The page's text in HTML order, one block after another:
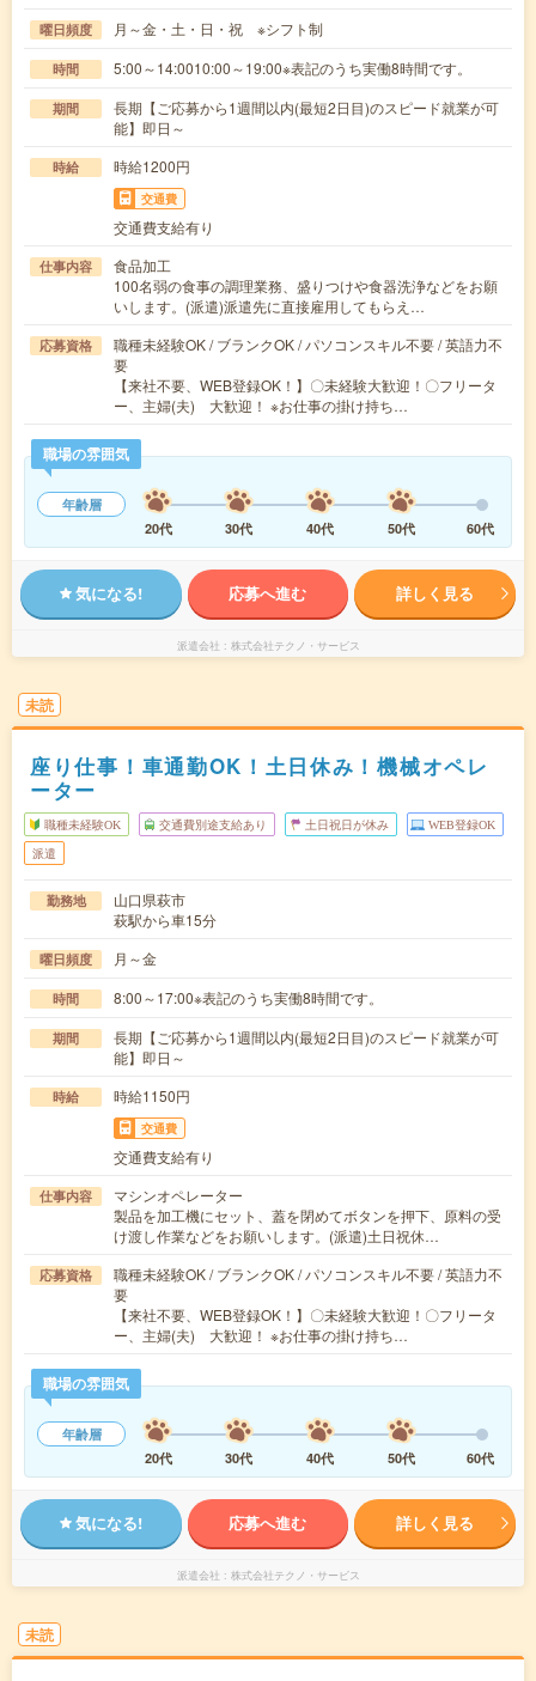
曜日頻度 月～金・土・日・祝 ※シフト制
時間 5:00～14:0010:00～19:00※表記のうち実働8時間です。
期間
長期【ご応募から1週間以内(最短2日目)のスピード就業が可
能】即日～
時給 時給1200円
交通費
交通費支給有り
仕事内容
食品加工
100名弱の食事の調理業務、盛りつけや食器洗浄などをお願
いします。(派遣)派遣先に直接雇用してもらえ…
応募資格
職種未経験OK / ブランクOK / パソコンスキル不要 / 英語力不
要
【来社不要、WEB登録OK！】〇未経験大歓迎！〇フリータ
ー、主婦(夫) 大歓迎！ ※お仕事の掛け持ち…
職場の雰囲気
年齢層
20代
30代 40代 50代 60代
気になる! 応募へ進む 詳しく見る
派遣会社 株式会社テクノ・サービス
未読
座り仕事！車通勤OK！土日休み！機械オペレ
ーター
職種未経験OK 交通費別途支給あり 土日祝日が休み WEB登録OK
派遣
勤務地
山口県萩市
萩駅から車15分
曜日頻度 月～金
時間 8:00～17:00※表記のうち実働8時間です。
期間
長期【ご応募から1週間以内(最短2日目)のスピード就業が可
能】即日～
時給 時給1150円
交通費
交通費支給有り
仕事内容
マシンオペレーター
製品を加工機にセット、蓋を閉めてボタンを押下、原料の受
け渡し作業などをお願いします。(派遣)土日祝休…
応募資格
職種未経験OK / ブランクOK / パソコンスキル不要 / 英語力不
要
【来社不要、WEB登録OK！】〇未経験大歓迎！〇フリータ
ー、主婦(夫) 大歓迎！ ※お仕事の掛け持ち…
職場の雰囲気
年齢層
20代
30代 40代 50代 60代
気になる! 応募へ進む 詳しく見る
派遣会社 株式会社テクノ・サービス
未読